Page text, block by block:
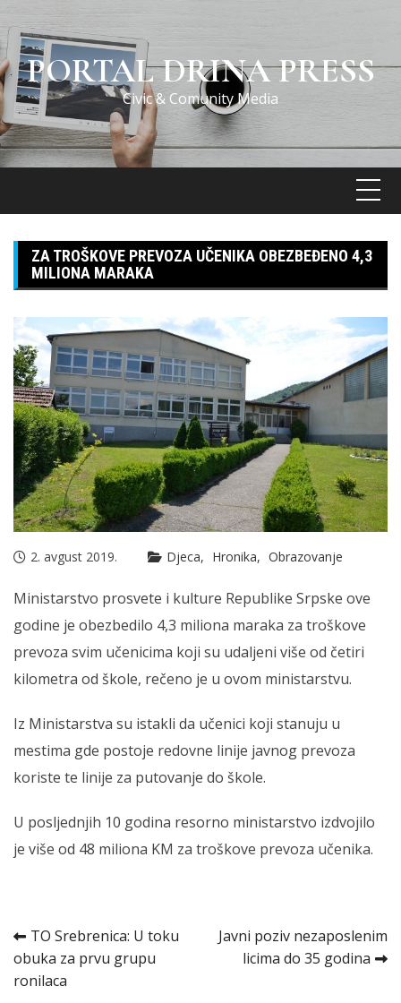
Skip
to
contentPORTAL DRINA PRESS
Civic & Comunity Media
ZA TROŠKOVE PREVOZA UČENIKA OBEZBEĐENO 4,3
MILIONA MARAKA
2. avgust 2019. Djeca Hronika Obrazovanje
Ministarstvo prosvete i kulture Republike Srpske ove
godine je obezbedilo 4,3 miliona maraka za troškove
prevoza svim učenicima koji su udaljeni više od četiri
kilometra od škole, rečeno je u ovom ministarstvu.
Iz Ministarstva su istakli da učenici koji stanuju u
mestima gde postoje redovne linije javnog prevoza
koriste te linije za putovanje do škole.
U posljednjih 10 godina resorno ministarstvo izdvojilo
je više od 48 miliona KM za troškove prevoza učenika.
Kretanje
članka
TO Srebrenica: U toku
obuka za prvu grupu
ronilaca
Javni poziv nezaposlenim
licima do 35 godina